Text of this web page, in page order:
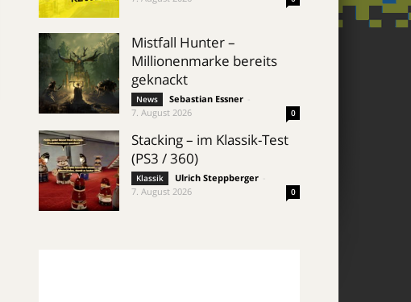
Mistfall Hunter –
Millionenmarke bereits
geknackt
News Sebastian Essner
7. August 2026
0
Stacking – im Klassik-Test
(PS3 / 360)
Klassik Ulrich Steppberger
7. August 2026
0